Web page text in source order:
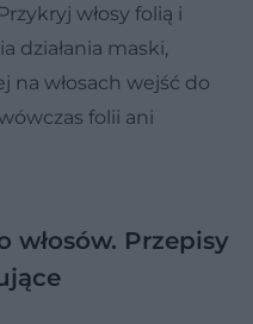
włosy folią i
działania maski,
na włosach wejść do
folii ani
włosów. Przepisy